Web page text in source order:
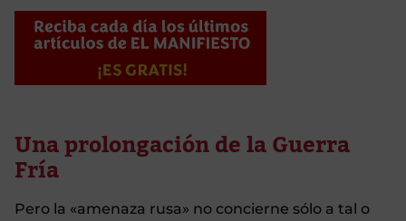
Una prolongación de la Guerra
Fría
Pero la «amenaza rusa» no concierne sólo a tal o